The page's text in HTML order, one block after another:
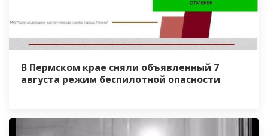
В Пермском крае сняли объявленный 7
августа режим беспилотной опасности